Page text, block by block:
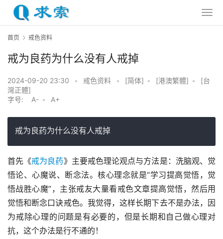
首页 戒色资料
戒为良药为什么没有人戒掉
2024-09-20 23:30 • 戒色资料 • [简体] • [港澳繁體] •
[台
灣正體]
字号:
A- • A+
戒为良药为什么没有人戒掉
首先《戒为良药》主要戒色理论观点与方法是：洗脑观、觉
悟论、心魔说、断念法。核心理念就是“学习提高觉悟，觉
悟战胜心魔”，主张戒友大量看戒色文章提高觉悟，然后用
觉悟和断念口诀戒色。我觉得，这样长期下去不是办法，因
为戒除心理的问题是有必要的，但是长期和自己做心理对
抗，这个办法是行不通的！